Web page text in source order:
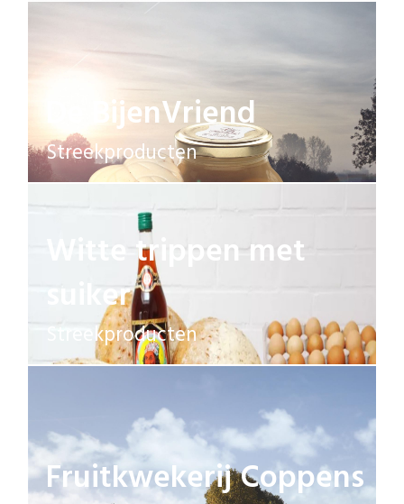
De BijenVriend
Streekproducten
Witte trippen met
suiker
Streekproducten
Fruitkwekerij Coppens